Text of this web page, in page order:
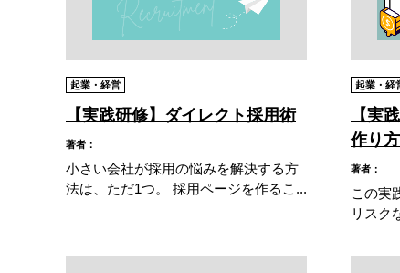
起業・経営
【実践研修】ダイレクト採用術
著者：
小さい会社が採用の悩みを解決する方
法は、ただ1つ。 採用ページを作るこ...
起業・経
【実
作り方
著者：
この実
リスク